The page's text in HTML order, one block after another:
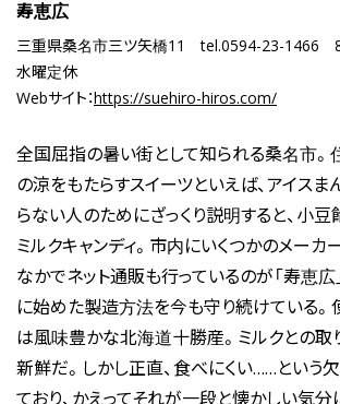
寿恵広
三重県桑名市三ツ矢橋11 tel.0594-23-1466
水曜定休
Webサイト：https://suehiro-hiros.com/
全国屈指の暑い街として知られる桑名市。
の涼をもたらすスイーツといえば、アイスま
らない人のためにざっくり説明すると、小
ミルクキャンディ。市内にいくつかのメーカ
なかでネット通販も行っているのが「寿恵広
に始めた製造方法を今も守り続けている。
は風味豊かな北海道十勝産。ミルクとの取
新鮮だ。しかし正直、食べにくい……という
ており、かえってそれが一段と懐かしい気